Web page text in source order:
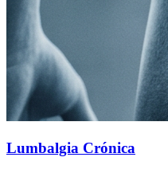
Lumbalgia Crónica